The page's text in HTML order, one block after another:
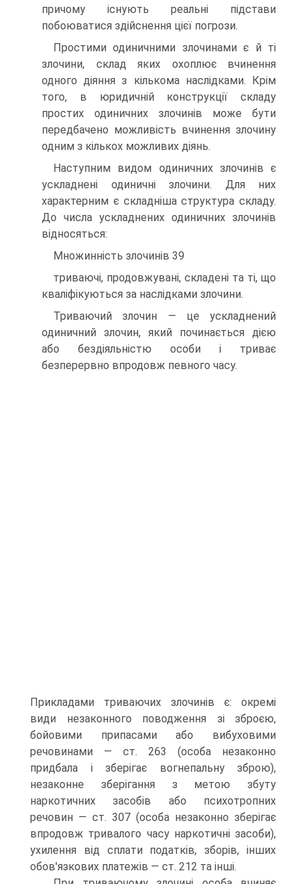
причому існують реальні підстави
побоюватися здійснення цієї погрози.
Простими одиничними злочинами є й ті
злочини, склад яких охоплює вчинення
одного діяння з кількома наслідками. Крім
того, в юридичній конструкції складу
простих одиничних злочинів може бути
передбачено можливість вчинення злочину
одним з кількох можливих діянь.
Наступним видом одиничних злочинів є
ускладнені одиничні злочини. Для них
характерним є складніша структура складу.
До числа ускладнених одиничних злочинів
відносяться:
Множинність злочинів 39
триваючі, продовжувані, складені та ті, що
кваліфікуються за наслідками злочини.
Триваючий злочин — це ускладнений
одиничний злочин, який починається дією
або бездіяльністю особи і триває
безперервно впродовж певного часу.
Прикладами триваючих злочинів є: окремі
види незаконного поводження зі зброєю,
бойовими припасами або вибуховими
речовинами — ст. 263 (особа незаконно
придбала і зберігає вогнепальну зброю),
незаконне зберігання з метою збуту
наркотичних засобів або психотропних
речовин — ст. 307 (особа незаконно зберігає
впродовж тривалого часу наркотичні засоби),
ухилення від сплати податків, зборів, інших
обов'язкових платежів — ст. 212 та інші.